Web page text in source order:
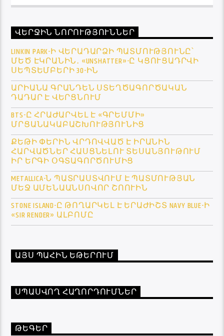
ՎԵՐՋԻՆ ՆՈՐՈՒԹՅՈՒՆՆԵՐ
LINKIN PARK-Ի ՎԵՐԱԴԱՐՁԻ ՊԱՏՄՈՒԹՅՈՒՆԸ՝
ՄԵԾ ԷԿՐԱՆԻՆ․ «UNSHATTER»-Ը ԿՑՈՒՑԱԴՐՎԻ
ՍԵՊՏԵՄԲԵՐԻ 30-ԻՆ
ԱՐԻԱՆԱ ԳՐԱՆԴԵՆ ՍՏԵՂԾԱԳՈՐԾԱԿԱՆ
ԴԱԴԱՐ Է ՎԵՐՑՆՈՒՄ
BTS-Ը ՀՐԱԺԱՐՎԵԼ Է «ԳՐԵՄՄԻ»
ՄՐՑԱՆԱԿԱԲԱՇԽՈՒԹՅՈՒՆԻՑ
ՔԵԹԻ ՓԵՐԻՆ ՎՐԴՈՎՎԱԾ Է ԻՐԱՆԻՆ
ՀԱՐՎԱԾՆԵՐ ՀԱՍՑՆԵԼՈՒ ՏԵՍԱՆՅՈՒԹՈՒՄ
ԻՐ ԵՐԳԻ ՕԳՏԱԳՈՐԾՈՒՄԻՑ
METALLICA-Ն ՊԱՏՐԱՍՏՎՈՒՄ Է ՊԱՏՄՈՒԹՅԱՆ
ՄԵՋ ԱՄԵՆԱԱՆՍՈՎՈՐ ՇՈՈՒԻՆ
STONE ISLAND-Ը ԹՈՂԱՐԿԵԼ Է ԵՐԱԺԻՇՏ NAVY BLUE-Ի
«SIR RENDER» ԱԼԲՈՄԸ
ԱՅՍ ՊԱՀԻՆ ԵԹԵՐՈՒՄ
ՍՊԱՍՎՈՂ ՀԱՂՈՐԴՈՒՄՆԵՐ
ԹԵԳԵՐ